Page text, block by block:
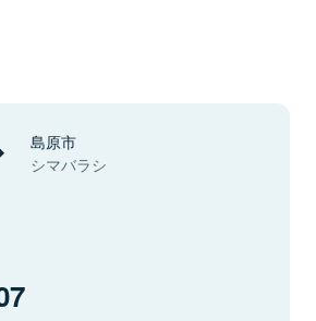
島原市
シマバラシ